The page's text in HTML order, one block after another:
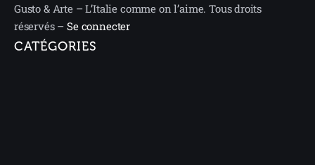
Gusto & Arte – L’Italie comme on l’aime. Tous droits
réservés –Se connecter
CATÉGORIES